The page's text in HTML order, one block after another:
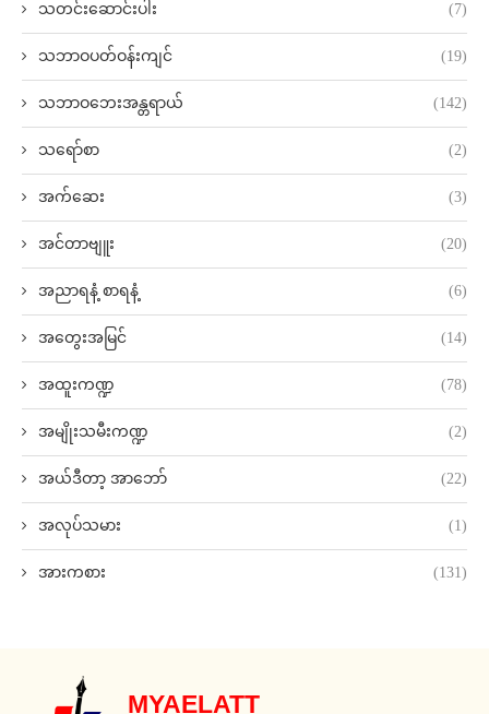
သတင်းဆောင်းပါး (7)
သဘာဝပတ်ဝန်းကျင် (19)
သဘာဝဘေးအန္တရာယ် (142)
သရော်စာ (2)
အက်ဆေး (3)
အင်တာဗျူး (20)
အညာရနံ့ စာရနံ့ (6)
အတွေးအမြင် (14)
အထူးကဏ္ဍ (78)
အမျိုးသမီးကဏ္ဍ (2)
အယ်ဒီတာ့ အာဘော် (22)
အလုပ်သမား (1)
အားကစား (131)
MYAELATT